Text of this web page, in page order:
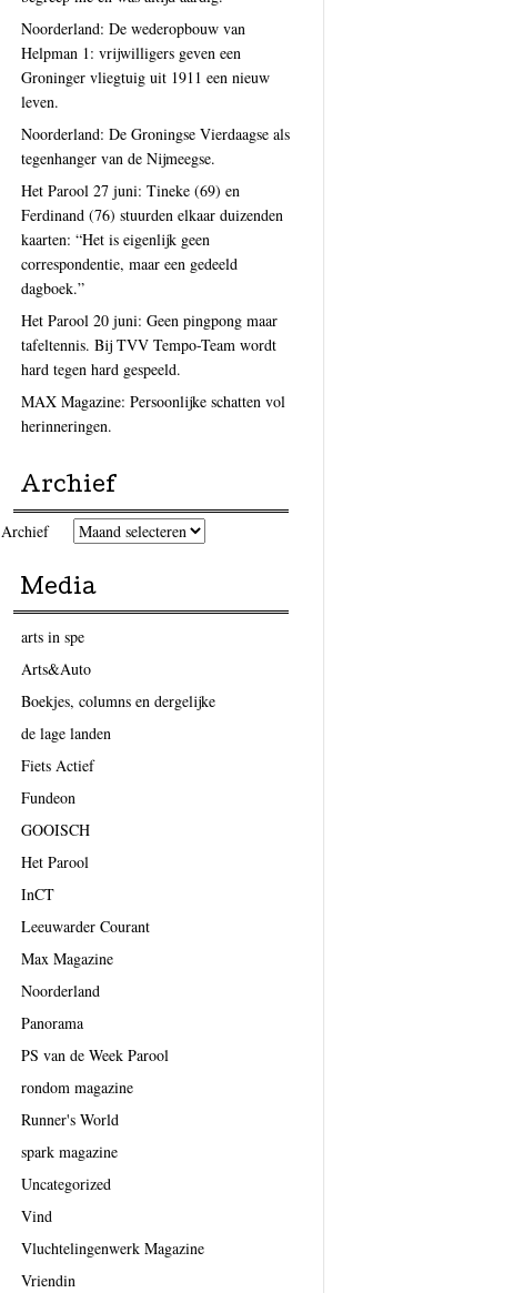
Noorderland: De wederopbouw van
Helpman 1: vrijwilligers geven een
Groninger vliegtuig uit 1911 een nieuw
leven.
Noorderland: De Groningse Vierdaagse als
tegenhanger van de Nijmeegse.
Het Parool 27 juni: Tineke (69) en
Ferdinand (76) stuurden elkaar duizenden
kaarten: “Het is eigenlijk geen
correspondentie, maar een gedeeld
dagboek.”
Het Parool 20 juni: Geen pingpong maar
tafeltennis. Bij TVV Tempo-Team wordt
hard tegen hard gespeeld.
MAX Magazine: Persoonlijke schatten vol
herinneringen.
Archief
Archief
Media
arts in spe
Arts&Auto
Boekjes, columns en dergelijke
de lage landen
Fiets Actief
Fundeon
GOOISCH
Het Parool
InCT
Leeuwarder Courant
Max Magazine
Noorderland
Panorama
PS van de Week Parool
rondom magazine
Runner's World
spark magazine
Uncategorized
Vind
Vluchtelingenwerk Magazine
Vriendin